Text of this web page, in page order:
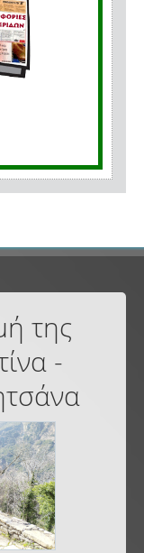
της
-